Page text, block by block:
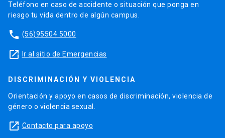
Teléfono en caso de accidente o situación que ponga en
riesgo tu vida dentro de algún campus.
phone (56)95504 5000
launch Ir al sitio de Emergencias
DISCRIMINACIÓN Y VIOLENCIA
Orientación y apoyo en casos de discriminación, violencia de
género o violencia sexual.
launch Contacto para apoyo